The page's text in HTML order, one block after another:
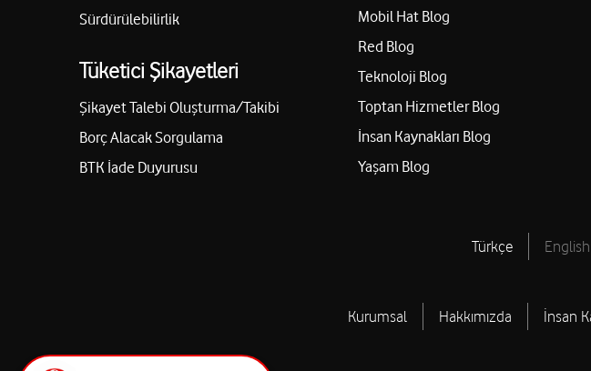
Sürdürülebilirlik
Tüketici Şikayetleri
Şikayet Talebi Oluşturma/Takibi
Borç Alacak Sorgulama
BTK İade Duyurusu
Mobil Hat Blog
Red Blog
Teknoloji Blog
Toptan Hizmetler Blog
İnsan Kaynakları Blog
Yaşam Blog
Türkçe English
Kurumsal Hakkımızda İnsan